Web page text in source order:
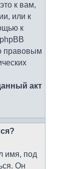
к вам,
или к
к
правовым
акт
имя, под
Он